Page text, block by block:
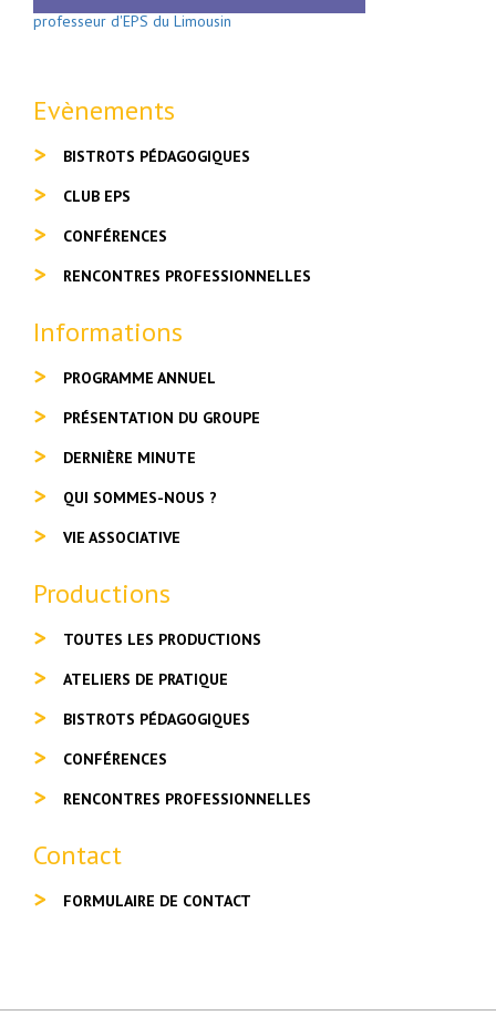
professeur d'EPS du Limousin
Evènements
BISTROTS PÉDAGOGIQUES
CLUB EPS
CONFÉRENCES
RENCONTRES PROFESSIONNELLES
Informations
PROGRAMME ANNUEL
PRÉSENTATION DU GROUPE
DERNIÈRE MINUTE
QUI SOMMES-NOUS ?
VIE ASSOCIATIVE
Productions
TOUTES LES PRODUCTIONS
ATELIERS DE PRATIQUE
BISTROTS PÉDAGOGIQUES
CONFÉRENCES
RENCONTRES PROFESSIONNELLES
Contact
FORMULAIRE DE CONTACT